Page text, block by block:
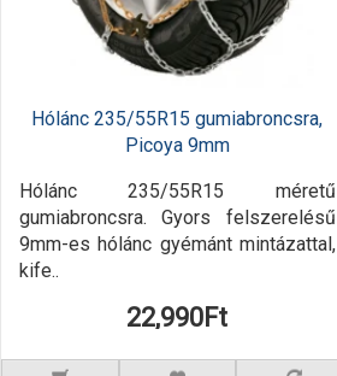
Hólánc 235/55R15 gumiabroncsra,
Picoya 9mm
Hólánc 235/55R15 méretű
gumiabroncsra. Gyors felszerelésű
9mm-es hólánc gyémánt mintázattal,
kife..
22,990Ft